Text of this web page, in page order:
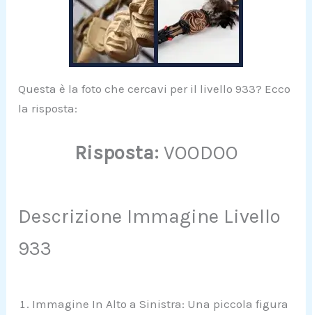
Questa è la foto che cercavi per il livello 933? Ecco
la risposta:
Risposta: VOODOO
Descrizione Immagine Livello
933
Immagine In Alto a Sinistra: Una piccola figura